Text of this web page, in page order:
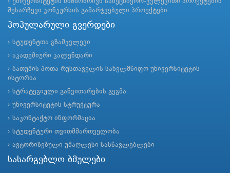
უნივერსიტეტის მიზნობრივი სამეცნიერო-კვლევითი პროექტების
შესარჩევი კონკურსის გამარჯვებული პროექტები
პოპულარული გვერდები
სტუდენტთა გზამკვლევი
აკადემიური კალენდარი
ბათუმის შოთა რუსთაველის სახელმწიფო უნივერსიტეტის
ისტორია
სტრატეგიული განვითარების გეგმა
უნივერსიტეტის სტრუქტურა
საკონტაქტო ინფორმაცია
სტუდენტური თვითმმართველობა
ავტორიზებული უმაღლესი სასწავლებლები
სასარგებლო ბმულები